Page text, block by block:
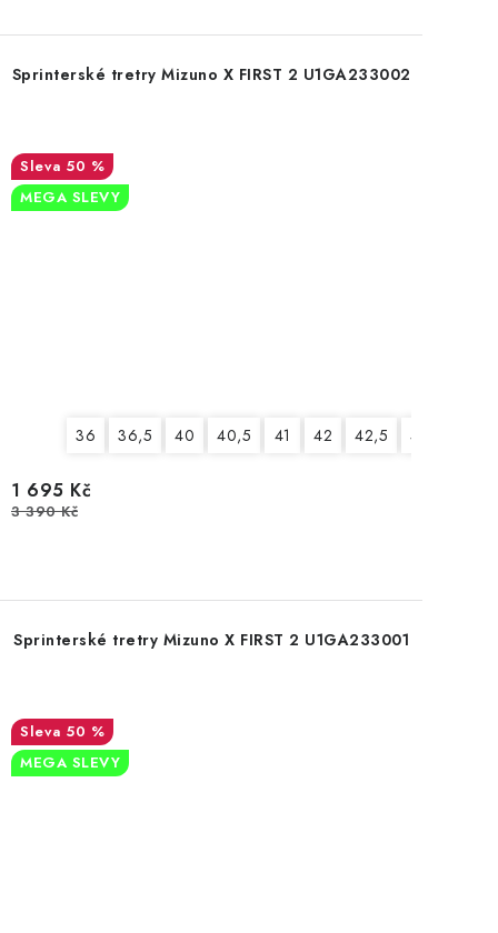
Sprinterské tretry Mizuno X FIRST 2 U1GA233002
50 %
MEGA SLEVY
36 36,5 40 40,5 41 42 42,5 43
1 695 Kč
3 390 Kč
Sprinterské tretry Mizuno X FIRST 2 U1GA233001
50 %
MEGA SLEVY